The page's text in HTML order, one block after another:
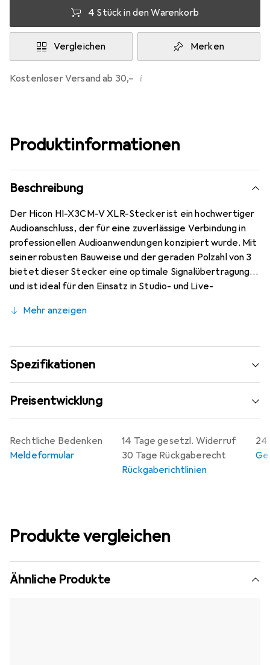
4 Stück in den Warenkorb
Vergleichen Merken
Kostenloser Versand ab 30,– i
Produktinformationen
Beschreibung
Der Hicon HI-X3CM-V XLR-Stecker ist ein hochwertiger
Audioanschluss, der für eine zuverlässige Verbindung in
professionellen Audioanwendungen konzipiert wurde. Mit
seiner robusten Bauweise und der geraden Polzahl von 3
bietet dieser Stecker eine optimale Signalübertragung
und ist ideal für den Einsatz in Studio- und Live-
in Silber erhältlich, was ihm ein ansprechendes und
hochwertigen Materialien sorgt für Langlebigkeit und
eine hohe Widerstandsfähigkeit gegen Abnutzung. Der
Hicon HI-X3CM-V ist einfach zu handhaben und
zu einer ausgezeichneten Wahl für Audioprofis und -
enthusiasten macht.
Mehr anzeigen
Spezifikationen
Preisentwicklung
14 Tage gesetzl. Widerruf
30 Tage Rückgaberecht
Rückgaberichtlinien
24
Rechtliche Bedenken
Meldeformular
Produkte vergleichen
Ähnliche Produkte